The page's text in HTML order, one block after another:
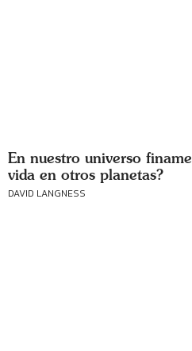
En nuestro universo
vida en otros planetas?
DAVID LANGNESS